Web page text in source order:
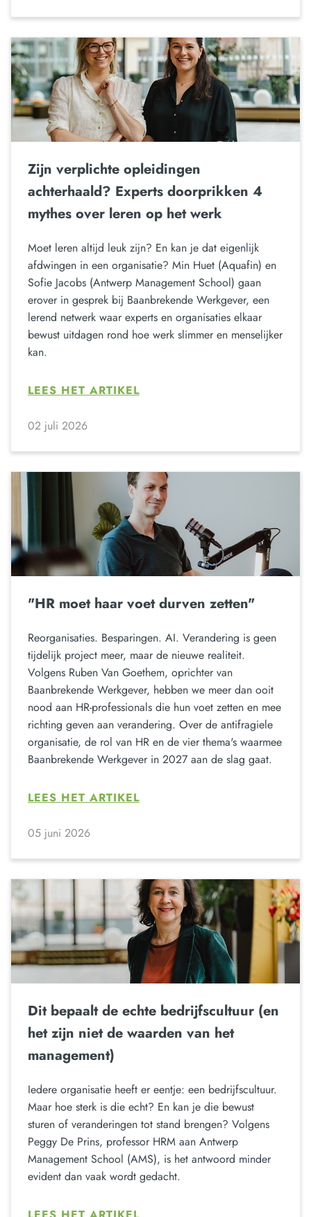
Zijn verplichte opleidingen
achterhaald? Experts doorprikken 4
mythes over leren op het werk
Moet leren altijd leuk zijn? En kan je dat eigenlijk
afdwingen in een organisatie? Min Huet (Aquafin) en
Sofie Jacobs (Antwerp Management School) gaan
erover in gesprek bij Baanbrekende Werkgever, een
lerend netwerk waar experts en organisaties elkaar
bewust uitdagen rond hoe werk slimmer en menselijker
kan.
LEES HET ARTIKEL
02 juli 2026
"HR moet haar voet durven zetten"
Reorganisaties. Besparingen. AI. Verandering is geen
tijdelijk project meer, maar de nieuwe realiteit.
Volgens Ruben Van Goethem, oprichter van
Baanbrekende Werkgever, hebben we meer dan ooit
nood aan HR-professionals die hun voet zetten en mee
richting geven aan verandering. Over de antifragiele
organisatie, de rol van HR en de vier thema's waarmee
Baanbrekende Werkgever in 2027 aan de slag gaat.
LEES HET ARTIKEL
05 juni 2026
Dit bepaalt de echte bedrijfscultuur (en
het zijn niet de waarden van het
management)
Iedere organisatie heeft er eentje: een bedrijfscultuur.
Maar hoe sterk is die echt? En kan je die bewust
sturen of veranderingen tot stand brengen? Volgens
Peggy De Prins, professor HRM aan Antwerp
Management School (AMS), is het antwoord minder
evident dan vaak wordt gedacht.